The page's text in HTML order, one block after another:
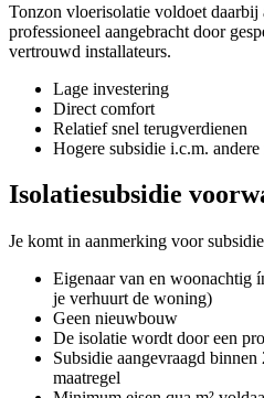
Tonzon vloerisolatie voldoet daarbij
professioneel aangebracht door
vertrouwd installateurs.
Lage investering
Direct comfort
Relatief snel terugverdienen
Hogere subsidie i.c.m. andere
Isolatiesubsidie
Je komt in aanmerking voor
Eigenaar van en
je verhuurt de woning)
Geen nieuwbouw
De isolatie wordt door een
Subsidie aangevraagd
maatregel